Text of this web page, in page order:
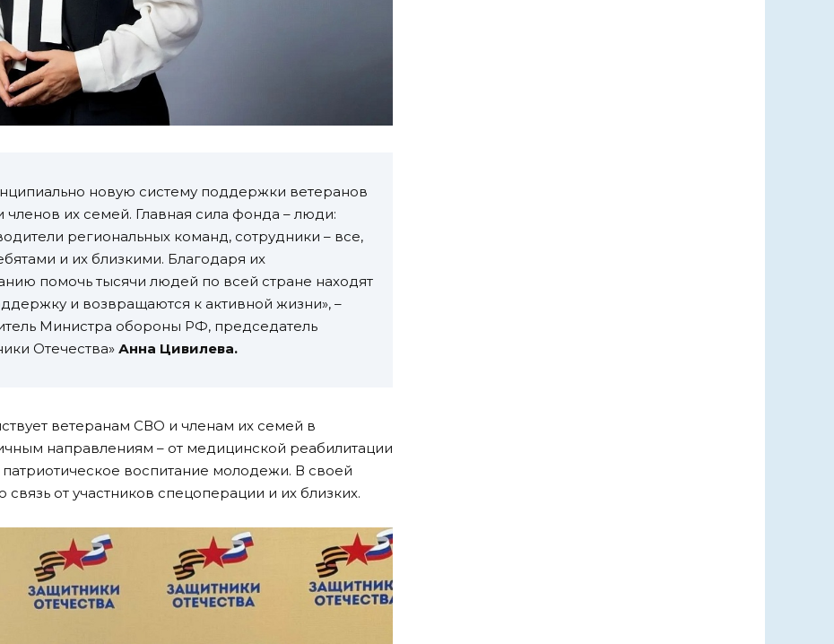
новую систему поддержки ветеранов
их семей. Главная сила фонда – люди:
региональных команд, сотрудники – все,
и их близкими. Благодаря их
помочь тысячи людей по всей стране находят
и возвращаются к активной жизни», –
Министра обороны РФ, председатель
Отечества» Анна Цивилева.
ветеранам СВО и членам их семей в
направлениям – от медицинской реабилитации
воспитание молодежи. В своей
от участников спецоперации и их близких.